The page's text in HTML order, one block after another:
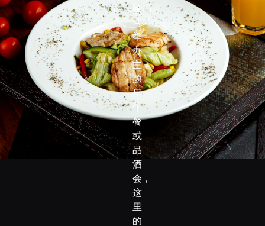
经
常
举
办
主
题
早
午
餐
或
品
酒
会，
这
里
的
下载